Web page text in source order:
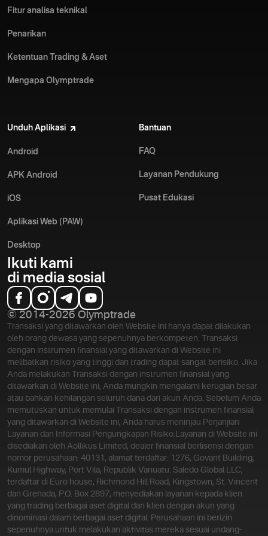
Fitur analisa teknikal
Penarikan
Ketentuan Trading & Aset
Mengapa Olymptrade
Unduh Aplikasi
Android
APK Android
iOS
Aplikasi Web (PAW)
Desktop
Bantuan
FAQ
Layanan Pendukung
Pusat Edukasi
Ikuti kami
di media sosial
© 2014-2026 Olymptrade
Transaksi yang ditawarkan oleh Website ini hanya dapat dilakukan
oleh orang dewasa yang sepenuhnya berkompeten. Transaksi
dengan instrumen finansial yang ditawarkan di Website ini
melibatkan risiko yang tinggi dan trading dapat sangat berisiko. Jika
Anda melakukan Transaksi dengan instrumen finansial yang
ditawarkan di Website ini, Anda mungkin mengalami kerugian besar
atau bahkan kehilangan seluruh dana dari akun Anda. Sebelum Anda
memutuskan untuk memulai Transaksi dengan instrumen finansial
yang ditawarkan di Website ini, Anda harus meninjau Perjanjian
Layanan dan Informasi Pengungkapan Risiko.
Layanan di Website ini
disediakan oleh Aollikus Limited, dealer finansial berlisensi dengan
nomor perusahaan: 40131, alamat terdaftar: 1276, Govant Building,
Kumul Highway, Port Vila, Republik Vanuatu. Saledo Global LLC,
terdaftar di Euro house, Richmond Hill Road, Kingstown, St. Vincent
dan Grenada, P.O. Box 2897, menyediakan layanan kepada klien
yang trading berbagai aset digital dan klien dengan akun yang
dinominasi dalam berbagai aset digital. Perusahaan ini berizin
sepenuhnya untuk melakukan aktivitas mereka sesuai undang-